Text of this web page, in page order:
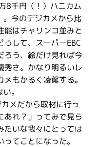
8千円（！）ハニカム
今のデジカメから比
能はチャリンコ並みと
して、スーパーEBC
ろう、絵だけ見れば今
秀さ。かなり明るいレ
もかるく凌駕する。
。
メだから取材に行っ
あれ？」ってみで見ら
たいな我々にとっては
てことになった。